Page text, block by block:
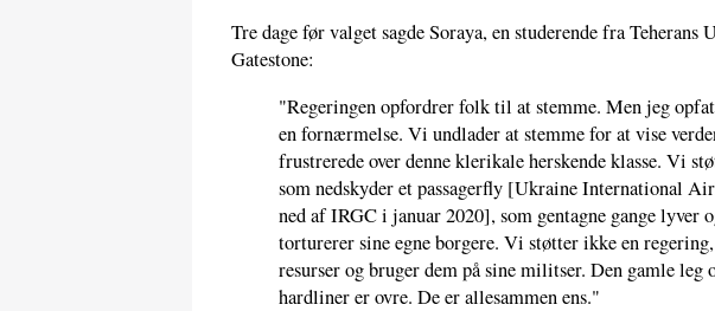
Tre dage før valget sagde Soraya, en studerende fra
Gatestone:
"Regeringen opfordrer folk til at stemme. Men jeg
en fornærmelse. Vi undlader at stemme for at vise
frustrerede over denne klerikale herskende klasse. Vi
som nedskyder et passagerfly [Ukraine International
ned af IRGC i januar 2020], som gentagne gange lyver
torturerer sine egne borgere. Vi støtter ikke en
resurser og bruger dem på sine militser. Den gamle leg
hardliner er ovre. De er allesammen ens."